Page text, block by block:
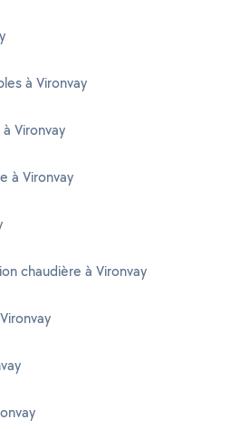
à Vironvay
Vironvay
à Vironvay
chaudière à Vironvay